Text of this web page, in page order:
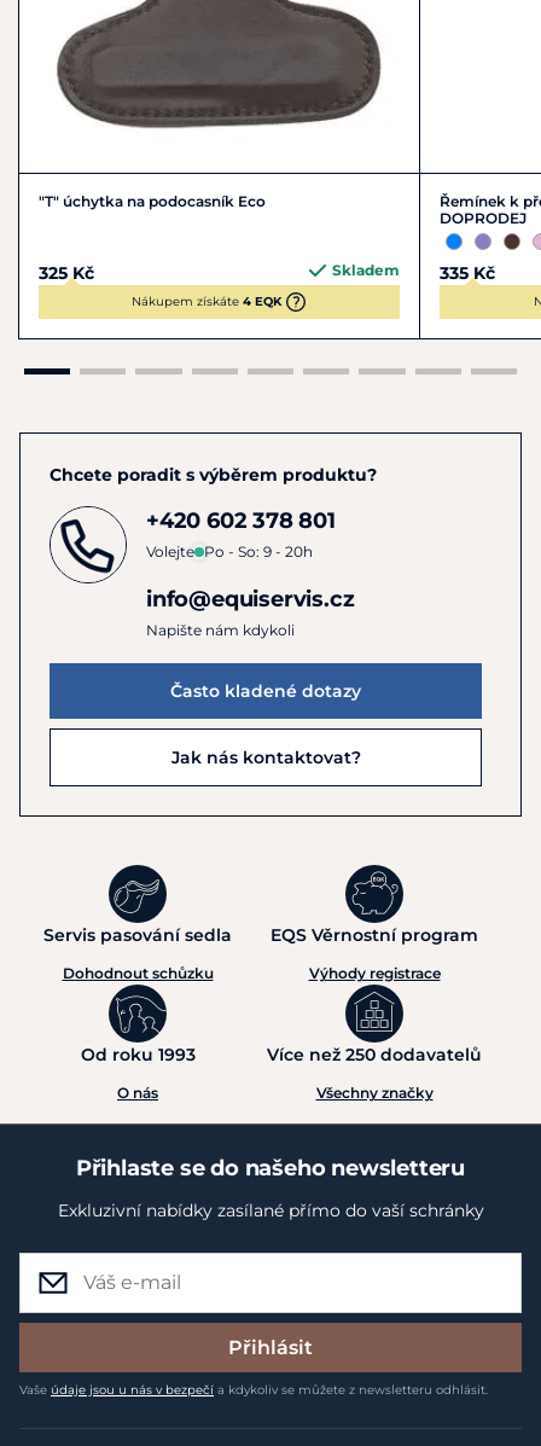
"T" úchytka na podocasník Eco
325 Kč Skladem
Nákupem získáte4 EQK
Řemínek k
DOPRODEJ
335 Kč
Chcete poradit s výběrem produktu?
+420 602 378 801
Volejte Po - So: 9 - 20h
info@equiservis.cz
Napište nám kdykoli
Často kladené dotazy
Jak nás kontaktovat?
Servis pasování sedla
Dohodnout schůzku
EQS Věrnostní program
Výhody registrace
Od roku 1993
O nás
Více než 250 dodavatelů
Všechny značky
Přihlaste se do našeho newsletteru
Exkluzivní nabídky zasílané přímo do vaší schránky
Přihlásit
Vaše údaje jsou u nás v bezpečí a kdykoliv se můžete z newsletteru odhlásit.